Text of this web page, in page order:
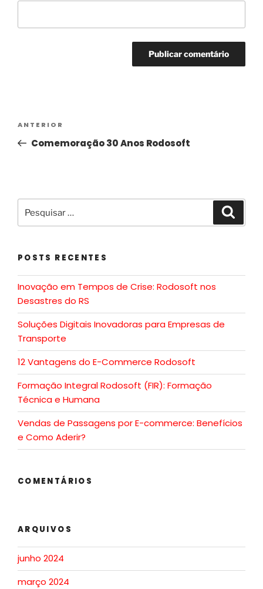
ANTERIOR
Comemoração 30 Anos Rodosoft
POSTS RECENTES
Inovação em Tempos de Crise: Rodosoft nos
Desastres do RS
Soluções Digitais Inovadoras para Empresas de
Transporte
12 Vantagens do E-Commerce Rodosoft
Formação Integral Rodosoft (FIR): Formação
Técnica e Humana
Vendas de Passagens por E-commerce: Benefícios
e Como Aderir?
COMENTÁRIOS
ARQUIVOS
junho 2024
março 2024